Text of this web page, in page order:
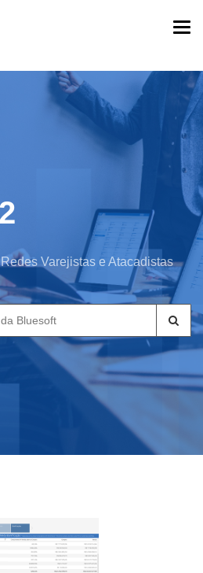
Varejistas e Atacadistas